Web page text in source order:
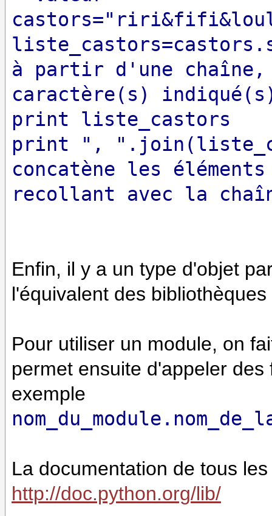
à partir d'une chaîne,
caractère(s)
print liste_castors
print ",
concatène les
recollant avec la
Enfin, il y a un type d'objet
l'équivalent des
Pour utiliser un module, on
permet ensuite d'appeler
exemple
La documentation de tous
http://doc.python.org/lib/